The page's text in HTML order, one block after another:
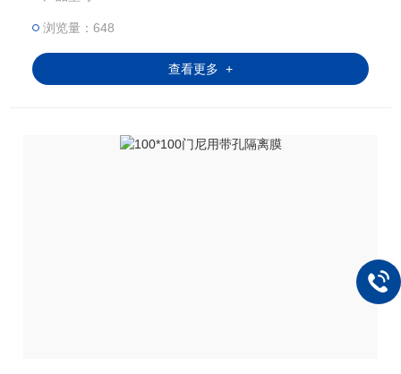
差和预测结果的失真。
浏览量：648
查看更多 +